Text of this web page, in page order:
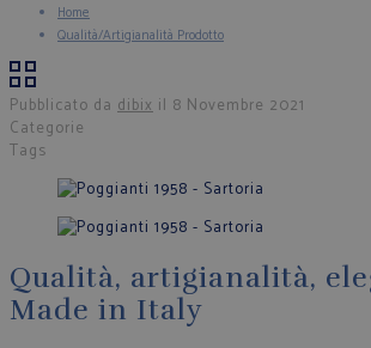
Home
Qualità/Artigianalità Prodotto
Pubblicato da dibix il 8 Novembre 2021
Categorie
Tags
Qualità, artigianalità,
Made in Italy